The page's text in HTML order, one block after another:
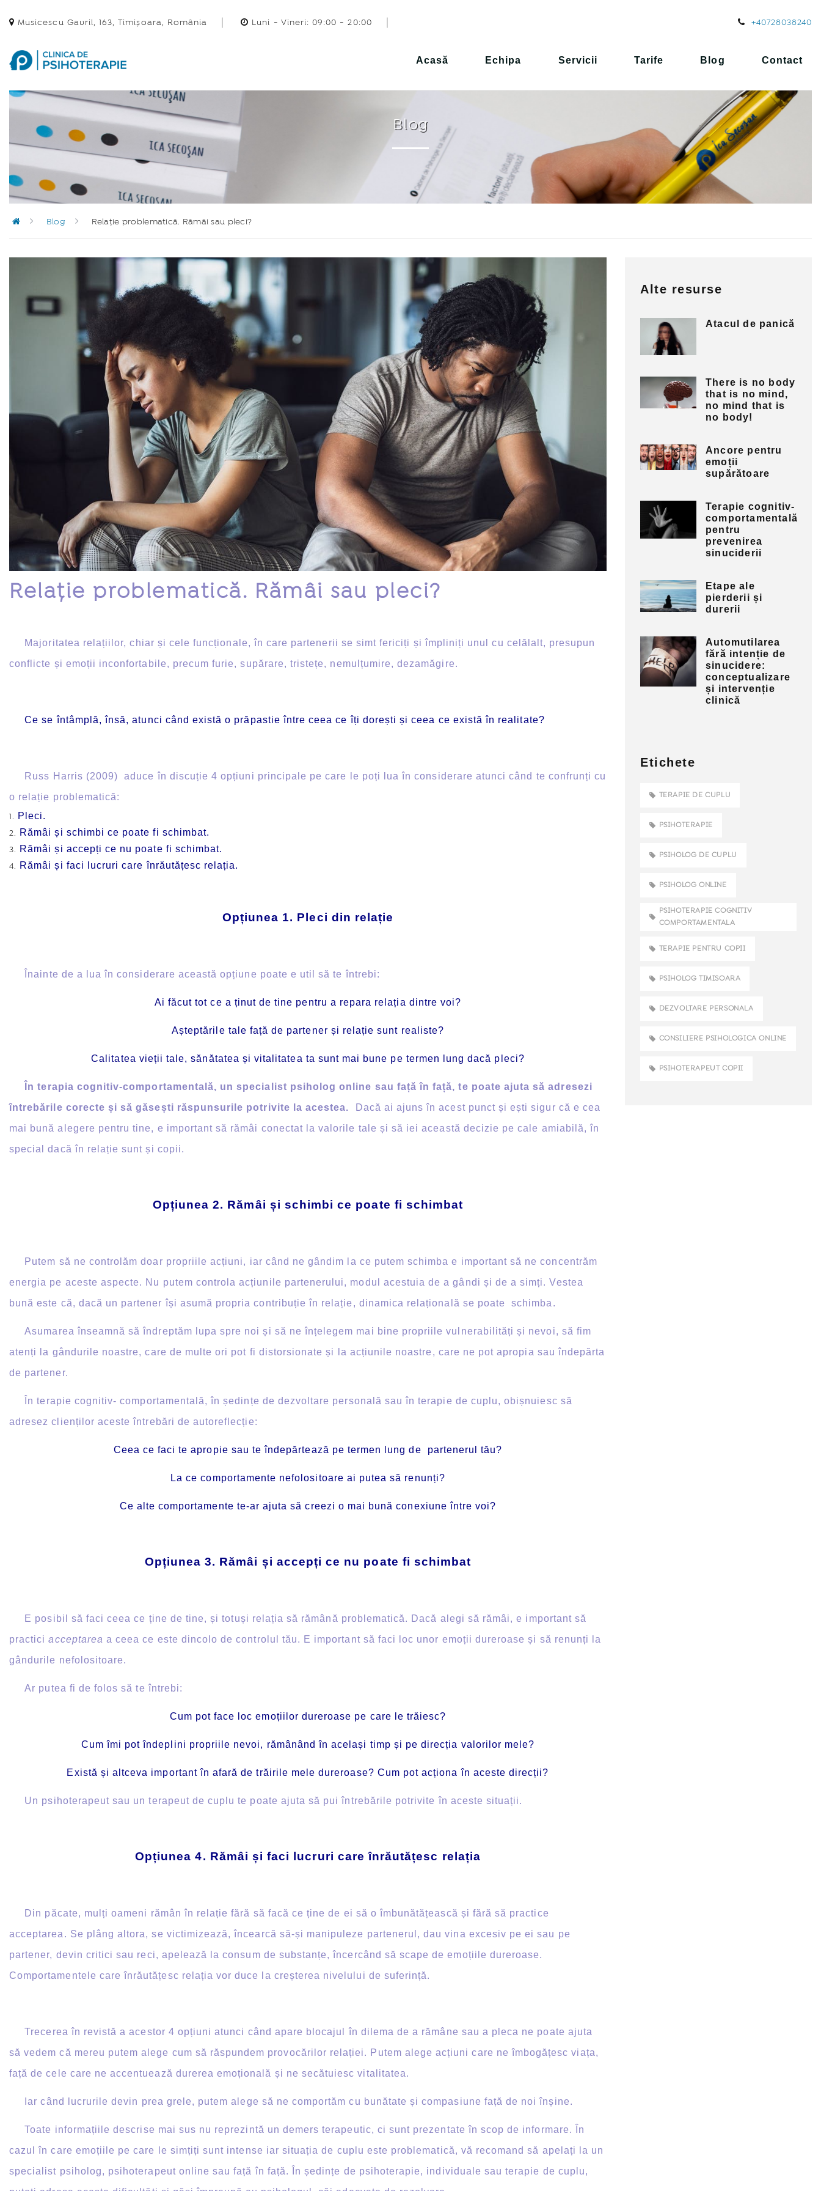
Musicescu Gavril, 163, Timișoara, România Luni - Vineri: 09:00 - 20:00 +40728038240
Acasă Echipa Servicii Tarife Blog Contact
Blog
Blog Relație problematică. Rămâi sau pleci?
Relație problematică. Rămâi sau pleci?
Majoritatea relațiilor, chiar și cele funcționale, în care partenerii se simt fericiți și împliniți unul cu celălalt, presupun
conflicte și emoții inconfortabile, precum furie, supărare, tristețe, nemulțumire, dezamăgire.
Ce se întâmplă, însă, atunci când există o prăpastie între ceea ce îți dorești și ceea ce există în realitate?
Russ Harris (2009) aduce în discuție 4 opțiuni principale pe care le poți lua în considerare atunci când te confrunți cu
o relație problematică:
Pleci.
Rămâi și schimbi ce poate fi schimbat.
Rămâi și accepți ce nu poate fi schimbat.
Rămâi și faci lucruri care înrăutățesc relația.
Opțiunea 1. Pleci din relație
Înainte de a lua în considerare această opțiune poate e util să te întrebi:
Ai făcut tot ce a ținut de tine pentru a repara relația dintre voi?
Așteptările tale față de partener și relație sunt realiste?
Calitatea vieții tale, sănătatea și vitalitatea ta sunt mai bune pe termen lung dacă pleci?
În terapia cognitiv-comportamentală, un specialist psiholog online sau față în față, te poate ajuta să adresezi
întrebările corecte și să găsești răspunsurile potrivite la acestea.
Dacă ai ajuns în acest punct și ești sigur că e cea
mai bună alegere pentru tine, e important să rămâi conectat la valorile tale și să iei această decizie pe cale amiabilă, în
special dacă în relație sunt și copii.
Opțiunea 2. Rămâi și schimbi ce poate fi schimbat
Putem să ne controlăm doar propriile acțiuni, iar când ne gândim la ce putem schimba e important să ne concentrăm
energia pe aceste aspecte. Nu putem controla acțiunile partenerului, modul acestuia de a gândi și de a simți. Vestea
bună este că, dacă un partener își asumă propria contribuție în relație, dinamica relațională se poate schimba.
Asumarea înseamnă să îndreptăm lupa spre noi și să ne înțelegem mai bine propriile vulnerabilități și nevoi, să fim
atenți la gândurile noastre, care de multe ori pot fi distorsionate și la acțiunile noastre, care ne pot apropia sau îndepărta
de partener.
În terapie cognitiv- comportamentală, în ședințe de dezvoltare personală sau în terapie de cuplu, obișnuiesc să
adresez clienților aceste întrebări de autoreflecție:
Ceea ce faci te apropie sau te îndepărtează pe termen lung de partenerul tău?
La ce comportamente nefolositoare ai putea să renunți?
Ce alte comportamente te-ar ajuta să creezi o mai bună conexiune între voi?
Opțiunea 3. Rămâi și accepți ce nu poate fi schimbat
E posibil să faci ceea ce ține de tine, și totuși relația să rămână problematică. Dacă alegi să rămâi, e important să
practiciacceptarea a ceea ce este dincolo de controlul tău. E important să faci loc unor emoții dureroase și să renunți la
gândurile nefolositoare.
Ar putea fi de folos să te întrebi:
Cum pot face loc emoțiilor dureroase pe care le trăiesc?
Cum îmi pot îndeplini propriile nevoi, rămânând în același timp și pe direcția valorilor mele?
Există și altceva important în afară de trăirile mele dureroase? Cum pot acționa în aceste direcții?
Un psihoterapeut sau un terapeut de cuplu te poate ajuta să pui întrebările potrivite în aceste situații.
Opțiunea 4. Rămâi și faci lucruri care înrăutățesc relația
Din păcate, mulți oameni rămân în relație fără să facă ce ține de ei să o îmbunătățească și fără să practice
acceptarea. Se plâng altora, se victimizează, încearcă să-și manipuleze partenerul, dau vina excesiv pe ei sau pe
partener, devin critici sau reci, apelează la consum de substanțe, încercând să scape de emoțiile dureroase.
Comportamentele care înrăutățesc relația vor duce la creșterea nivelului de suferință.
Trecerea în revistă a acestor 4 opțiuni atunci când apare blocajul în dilema de a rămâne sau a pleca ne poate ajuta
să vedem că mereu putem alege cum să răspundem provocărilor relației. Putem alege acțiuni care ne îmbogățesc viața,
față de cele care ne accentuează durerea emoțională și ne secătuiesc vitalitatea.
Iar când lucrurile devin prea grele, putem alege să ne comportăm cu bunătate și compasiune față de noi înșine.
Toate informațiile descrise mai sus nu reprezintă un demers terapeutic, ci sunt prezentate în scop de informare. În
cazul în care emoțiile pe care le simțiți sunt intense iar situația de cuplu este problematică, vă recomand să apelați la un
specialist psiholog, psihoterapeut online sau față în față. În ședințe de psihoterapie, individuale sau terapie de cuplu,
Alte resurse
Atacul de panică
There is no body
that is no mind,
no mind that is
no body!
Ancore pentru
emoții
supărătoare
Terapie cognitiv-
comportamentală
pentru
prevenirea
sinuciderii
Etape ale
pierderii și
durerii
Automutilarea
fără intenție de
sinucidere:
conceptualizare
și intervenție
clinică
Etichete
TERAPIE DE CUPLU
PSIHOTERAPIE
PSIHOLOG DE CUPLU
PSIHOLOG ONLINE
PSIHOTERAPIE COGNITIV
COMPORTAMENTALA
TERAPIE PENTRU COPII
PSIHOLOG TIMISOARA
DEZVOLTARE PERSONALA
CONSILIERE PSIHOLOGICA ONLINE
PSIHOTERAPEUT COPII